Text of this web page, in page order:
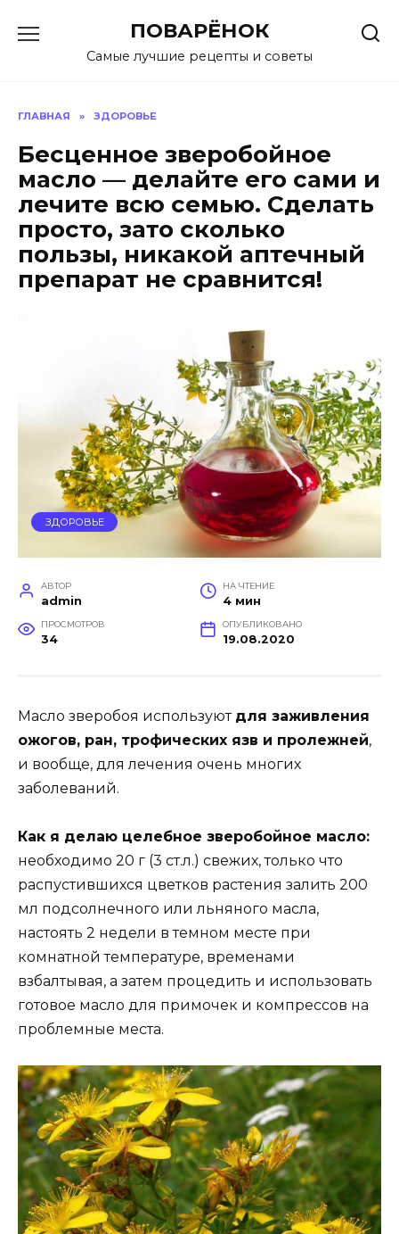
содержанию
ПОВАРЁНОК
Самые лучшие рецепты и советы
ГЛАВНАЯ » ЗДОРОВЬЕ
Бесценное зверобойное
масло — делайте его сами и
лечите всю семью. Сделать
просто, зато сколько
пользы, никакой аптечный
препарат не сравнится!
ЗДОРОВЬЕ
АВТОР
admin
НА ЧТЕНИЕ
4 мин
ПРОСМОТРОВ
34
ОПУБЛИКОВАНО
19.08.2020
Масло зверобоя используют для заживления
ожогов, ран, трофических язв и пролежней,
и вообще, для лечения очень многих
заболеваний.
Как я делаю целебное зверобойное масло:
необходимо 20 г (3 ст.л.) свежих, только что
распустившихся цветков растения залить 200
мл подсолнечного или льняного масла,
настоять 2 недели в темном месте при
комнатной температуре, временами
взбалтывая, а затем процедить и использовать
готовое масло для примочек и компрессов на
проблемные места.